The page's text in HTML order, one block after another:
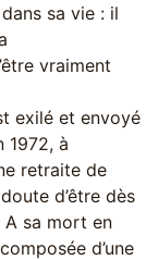
sa vie : il
vraiment
exilé et envoyé
1972, à
retraite de
d’être dès
A sa mort en
d’une